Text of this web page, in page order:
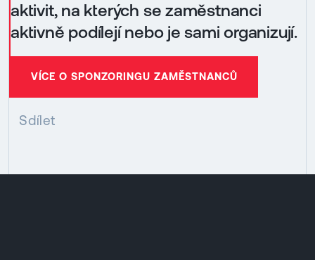
aktivit, na kterých se zaměstnanci
aktivně podílejí nebo je sami organizují.
VÍCE O SPONZORINGU ZAMĚSTNANCŮ
Sdílet